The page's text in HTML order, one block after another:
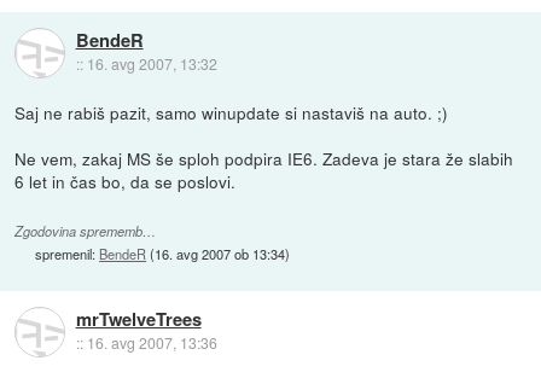
BendeR
:: 16. avg 2007, 13:32
Saj ne rabiš pazit, samo winupdate si nastaviš na auto. ;)
Ne vem, zakaj MS še sploh podpira IE6. Zadeva je stara že slabih
6 let in čas bo, da se poslovi.
Zgodovina sprememb…
spremenil: BendeR(16. avg 2007 ob 13:34)
mrTwelveTrees
:: 16. avg 2007, 13:36